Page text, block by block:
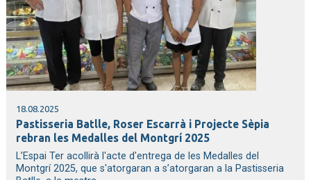
18.08.2025
Pastisseria Batlle, Roser Escarrà i Projecte Sèpia
rebran les Medalles del Montgrí 2025
L’Espai Ter acollirà l'acte d'entrega de les Medalles del
Montgrí 2025, que s'atorgaran a s’atorgaran a la Pastisseria